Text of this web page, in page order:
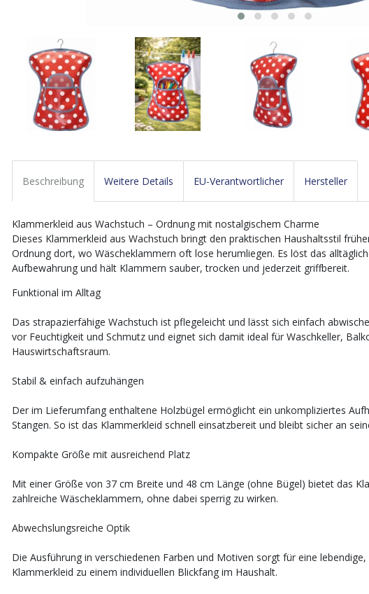
Beschreibung Weitere Details EU-Verantwortlicher Hersteller
Klammerkleid aus Wachstuch – Ordnung mit nostalgischem Charme
Dieses Klammerkleid aus Wachstuch bringt den praktischen Haushaltsstil
Ordnung dort, wo Wäscheklammern oft lose herumliegen. Es löst das
Aufbewahrung und hält Klammern sauber, trocken und jederzeit griffbereit.
Funktional im Alltag
Das strapazierfähige Wachstuch ist pflegeleicht und lässt sich einfach
vor Feuchtigkeit und Schmutz und eignet sich damit ideal für Waschkeller,
Hauswirtschaftsraum.
Stabil & einfach aufzuhängen
Der im Lieferumfang enthaltene Holzbügel ermöglicht ein unkompliziertes
Stangen. So ist das Klammerkleid schnell einsatzbereit und bleibt sicher an
Kompakte Größe mit ausreichend Platz
Mit einer Größe von 37 cm Breite und 48 cm Länge (ohne Bügel) bietet das
zahlreiche Wäscheklammern, ohne dabei sperrig zu wirken.
Abwechslungsreiche Optik
Die Ausführung in verschiedenen Farben und Motiven sorgt für eine
Klammerkleid zu einem individuellen Blickfang im Haushalt.